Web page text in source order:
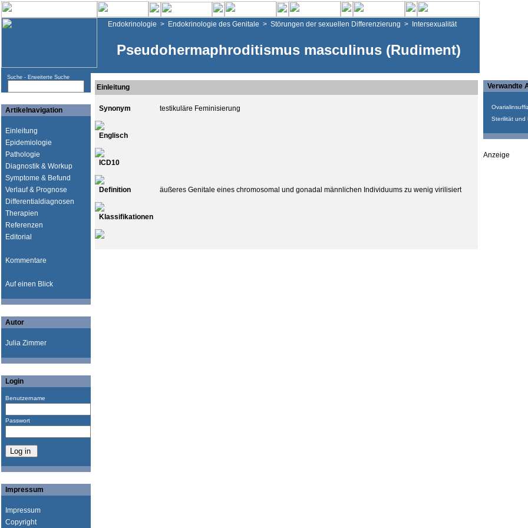
Endokrinologie > Endokrinologie des Genitale > Störungen der sexuellen Differenzierung > Intersexualität
Pseudohermaphroditismus masculinus (Rudiment)
Suche - Erweiterte Suche
Artikelnavigation
Einleitung
Epidemiologie
Pathologie
Diagnostik & Workup
Symptome & Befund
Verlauf & Prognose
Differentialdiagnosen
Therapien
Referenzen
Editorial
Kommentare
Auf einen Blick
Autor
Julia Zimmer
Login
Benutzername
Passwort
Impressum
Impressum
Copyright
Einleitung
Synonym testikuläre Feminisierung
Englisch
ICD10
Definition äußeres Genitale eines chromosomal und gonadal männlichen Individuums zu wenig virilisiert
Klassifikationen
Verwandte
Sterilität und
Anzeige